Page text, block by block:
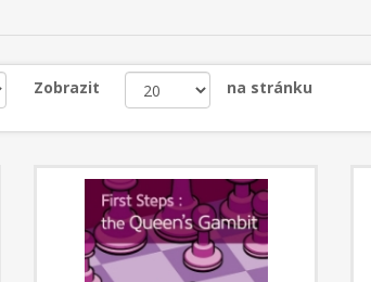
Zobrazit na stránku